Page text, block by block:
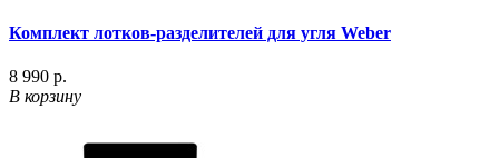
Комплект лотков-разделителей для угля Weber
8 990 р.
В корзину